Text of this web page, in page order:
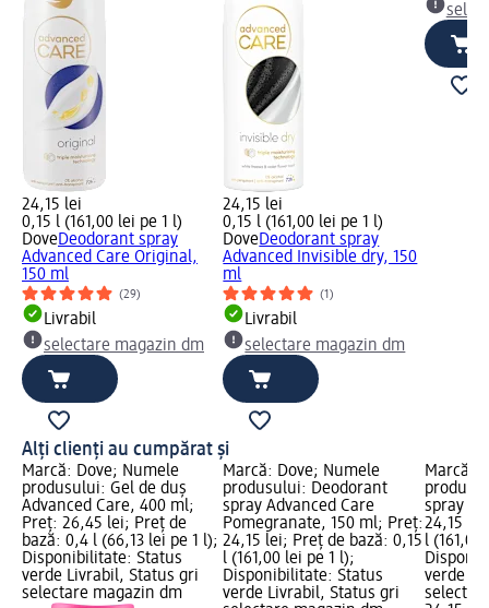
24,15 lei
0,15 l (161,00 lei pe 1 l)
DoveDeodorant spray
Advanced Care Original,
150 ml
(29)
Livrabil
selectare magazin dm
24,15 lei
0,15 l (161,00 lei pe 1 l)
DoveDeodorant spray
Advanced Invisible dry, 150
ml
(1)
Livrabil
selectare magazin dm
Alți clienți au cumpărat și
Marcă: Dove; Numele
produsului: Gel de duș
Advanced Care, 400 ml;
Preț: 26,45 lei; Preț de
bază: 0,4 l (66,13 lei pe 1 l);
Disponibilitate: Status
verde Livrabil, Status gri
selectare magazin dm
Marcă: Dove; Numele
produsului: Deodorant
spray Advanced Care
Pomegranate, 150 ml; Preț:
24,15 lei; Preț de bază: 0,15
l (161,00 lei pe 1 l);
Disponibilitate: Status
verde Livrabil, Status gri
Marcă:
spray
24,15
l
verde